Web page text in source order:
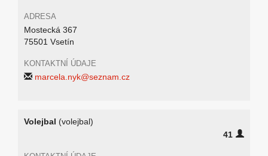
ADRESA
Mostecká 367
75501 Vsetín
KONTAKTNÍ ÚDAJE
marcela.nyk@seznam.cz
Volejbal (volejbal)
41